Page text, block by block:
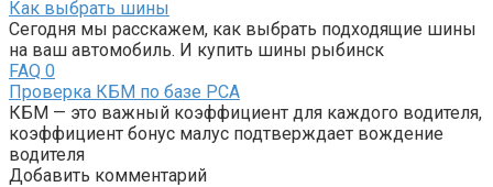
Как выбрать шины
Сегодня мы расскажем, как выбрать подходящие шины
на ваш автомобиль. И купить шины рыбинск
FAQ 0
Проверка КБМ по базе РСА
КБМ — это важный коэффициент для каждого водителя,
коэффициент бонус малус подтверждает вождение
водителя
Добавить комментарий